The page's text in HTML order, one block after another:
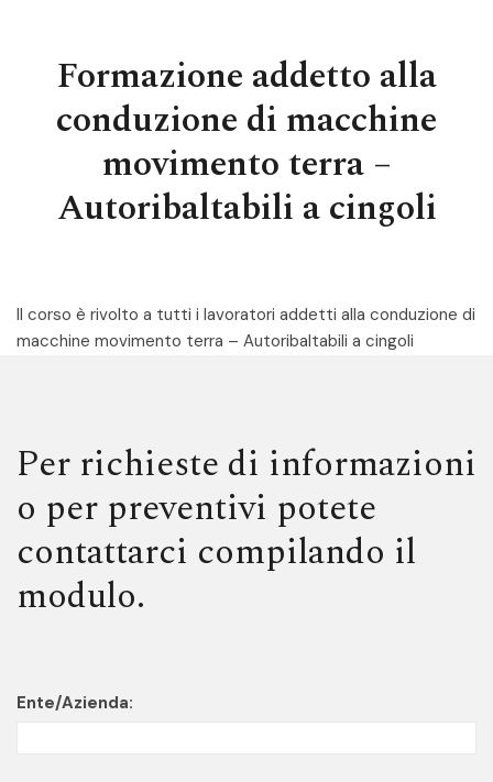
Formazione addetto alla
conduzione di macchine
movimento terra –
Autoribaltabili a cingoli
Il corso è rivolto a tutti i lavoratori addetti alla conduzione di
macchine movimento terra – Autoribaltabili a cingoli
Per richieste di informazioni
o per preventivi potete
contattarci compilando il
modulo.
Ente/Azienda: